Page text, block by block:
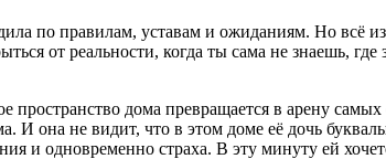
по правилам, уставам и ожиданиям. Но всё
от реальности, когда ты сама не знаешь,
пространство дома превращается в арену
И она не видит, что в этом доме её дочь
и одновременно страха. В эту минуту ей